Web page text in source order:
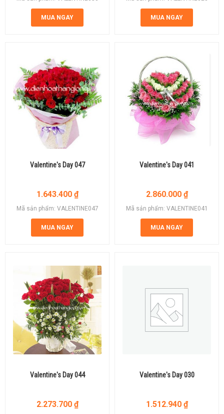
MUA NGAY MUA NGAY
Valentine's Day 047
1.643.400 ₫
Mã sản phẩm: VALENTINE047
MUA NGAY
Valentine's Day 041
2.860.000 ₫
Mã sản phẩm: VALENTINE041
MUA NGAY
Valentine's Day 044
2.273.700 ₫
Valentine's Day 030
1.512.940 ₫